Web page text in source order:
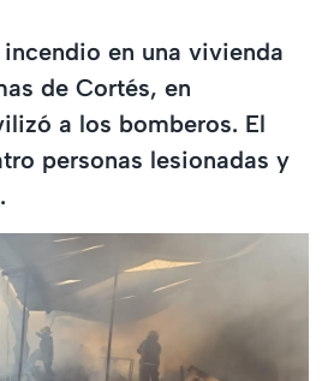
en una vivienda
de Cortés, en
a los bomberos. El
personas lesionadas y